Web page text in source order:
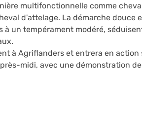
multifonctionnelle comme
d'attelage. La démarche douce
à un tempérament modéré,
à Agriflanders et entrera en action
midi, avec une démonstration de